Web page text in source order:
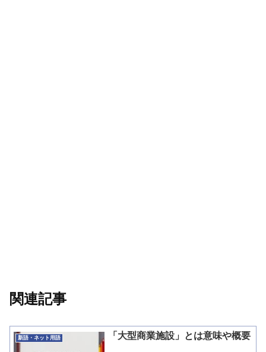
関連記事
新語・ネット用語 「大型商業施設」とは意味や概要